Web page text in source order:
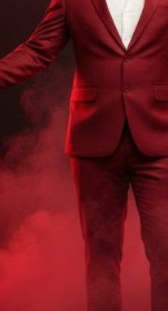
মাধবপুর
সহকারীর
সমালোচনার
মাধবপুরে
উপলক্ষে শহিদ
যোদ্ধাদের
দেওয়ানগঞ্জে
সংগ্রহকারী
উত্তীর্ণদের